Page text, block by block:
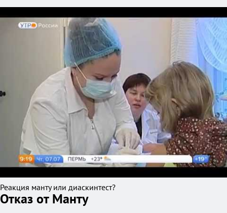
Реакция манту или диаскинтест?
Отказ от Манту